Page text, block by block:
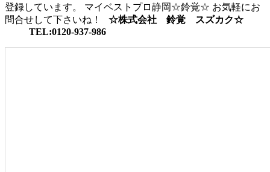
登録しています。 マイベストプロ静岡☆鈴覚☆ お気軽にお
問合せして下さいね！ ☆株式会社 鈴覚 スズカク☆
TEL:0120-937-986